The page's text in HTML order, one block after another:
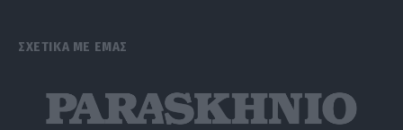
ΣΧΕΤΙΚΑ ΜΕ ΕΜΑΣ